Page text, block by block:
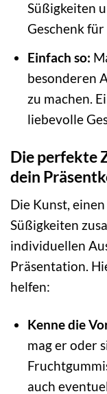
Süßigkeiten
Geschenk
Einfach so:
besonderen
zu machen.
liebevolle
Die perfekte
dein
Die Kunst,
Süßigkeiten
individuellen
Präsentation.
helfen:
Kenne die
mag er oder
auch